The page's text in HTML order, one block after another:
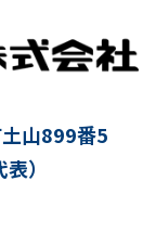
山899番5
）